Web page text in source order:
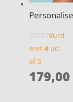
Vurd
eret 4ud
af 5
179,00